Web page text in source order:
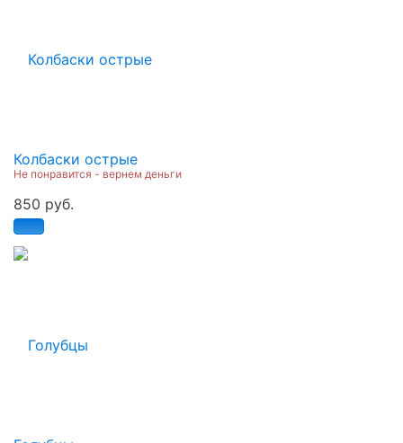
Колбаски острые
Не понравится - вернем деньги
850 руб.